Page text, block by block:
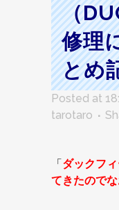
（
修理
とめ
Posted at
tarotaro
「 ダックフィ
てきたので